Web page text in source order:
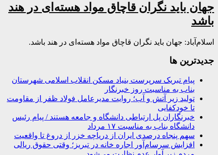
جهان باید نگران قاچاق مواد هسته‌ای در هند
باشد
اسلام‌آباد: جهان باید نگران قاچاق مواد هسته‌ای در هند باشد.
جديدترين ها
پیام تبریک سرپرست بنیاد مسکن انقلاب اسلامی شهرستان
بناب به مناسبت روز خبرنگار
تولید زیر آتش و آب؛ روایت مدیرعامل فولاد ظفر از مقاومت
تا خودکفایی
خبرنگاران پل ارتباطی دانشگاه و جامعه هستند / پیام رئیس
دانشگاه بناب به مناسبت ۱۷ مرداد
سهم پنجاه درصدی ایران از دریاچه خزر از دروغ تا واقعیت
افزایش سرسام‌آور اجاره خانه در تبریز؛ وقتی حقوق ریالی